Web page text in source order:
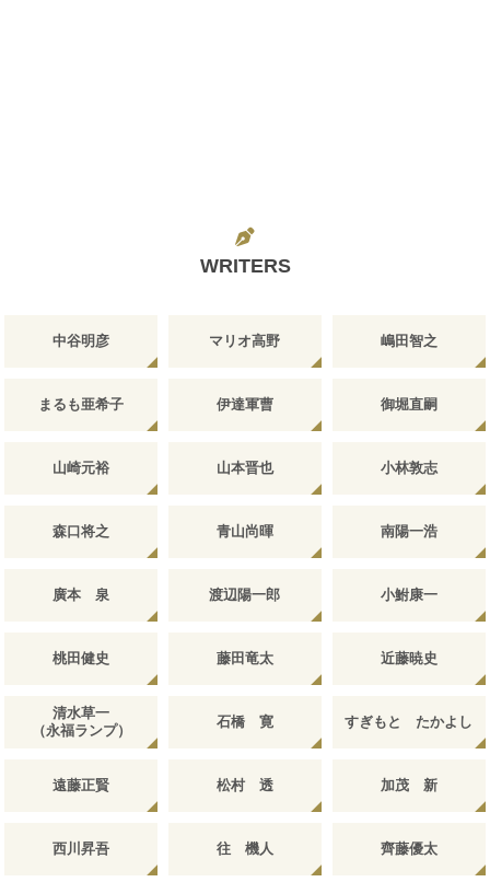
WRITERS
中谷明彦 マリオ高野 嶋田智之
まるも亜希子 伊達軍曹 御堀直嗣
山崎元裕 山本晋也 小林敦志
森口将之 青山尚暉 南陽一浩
廣本 泉 渡辺陽一郎 小鮒康一
桃田健史 藤田竜太 近藤暁史
清水草一
（永福ランプ）
石橋 寛 すぎもと たかよし
遠藤正賢 松村 透 加茂 新
西川昇吾 往 機人 齊藤優太